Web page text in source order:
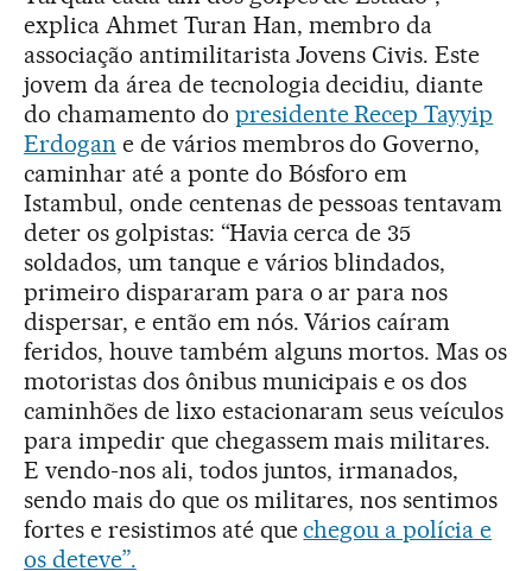
explica Ahmet Turan Han, membro da
associação antimilitarista Jovens Civis. Este
jovem da área de tecnologia decidiu, diante
do chamamento do presidente Recep Tayyip
Erdogan e de vários membros do Governo,
caminhar até a ponte do Bósforo em
Istambul, onde centenas de pessoas tentavam
deter os golpistas: “Havia cerca de 35
soldados, um tanque e vários blindados,
primeiro dispararam para o ar para nos
dispersar, e então em nós. Vários caíram
feridos, houve também alguns mortos. Mas os
motoristas dos ônibus municipais e os dos
caminhões de lixo estacionaram seus veículos
para impedir que chegassem mais militares.
E vendo-nos ali, todos juntos, irmanados,
sendo mais do que os militares, nos sentimos
fortes e resistimos até quechegou a polícia e
os deteve”.